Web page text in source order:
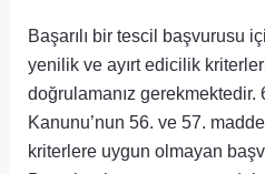
Başarılı bir tescil başvurusu
yenilik ve ayırt edicilik
doğrulamanız gerekmektedir.
Kanunu’nun 56. ve 57.
kriterlere uygun olmayan